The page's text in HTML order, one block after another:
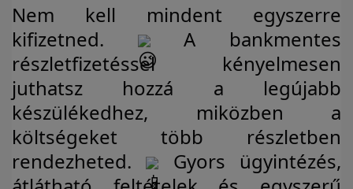
Nem kell mindent egyszerre
kifizetned.
A bankmentes
részletfizetéssel kényelmesen
juthatsz hozzá a legújabb
készülékedhez, miközben a
költségeket több részletben
rendezheted.
Gyors ügyintézés,